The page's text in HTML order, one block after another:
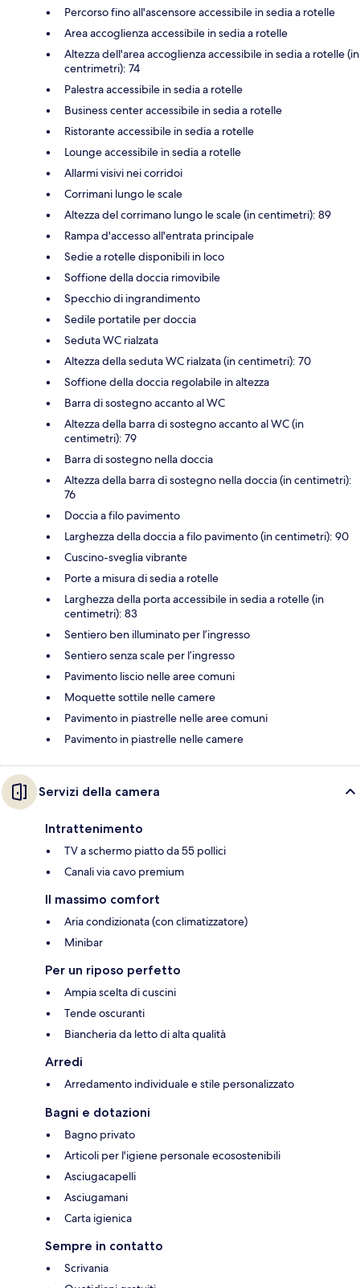
Percorso fino all'ascensore accessibile in sedia a rotelle
Area accoglienza accessibile in sedia a rotelle
Altezza dell'area accoglienza accessibile in sedia a rotelle (in
centrimetri): 74
Palestra accessibile in sedia a rotelle
Business center accessibile in sedia a rotelle
Ristorante accessibile in sedia a rotelle
Lounge accessibile in sedia a rotelle
Allarmi visivi nei corridoi
Corrimani lungo le scale
Altezza del corrimano lungo le scale (in centimetri): 89
Rampa d'accesso all'entrata principale
Sedie a rotelle disponibili in loco
Soffione della doccia rimovibile
Specchio di ingrandimento
Sedile portatile per doccia
Seduta WC rialzata
Altezza della seduta WC rialzata (in centimetri): 70
Soffione della doccia regolabile in altezza
Barra di sostegno accanto al WC
Altezza della barra di sostegno accanto al WC (in
centimetri): 79
Barra di sostegno nella doccia
Altezza della barra di sostegno nella doccia (in centimetri):
76
Doccia a filo pavimento
Larghezza della doccia a filo pavimento (in centimetri): 90
Cuscino-sveglia vibrante
Porte a misura di sedia a rotelle
Larghezza della porta accessibile in sedia a rotelle (in
centimetri): 83
Sentiero ben illuminato per l’ingresso
Sentiero senza scale per l’ingresso
Pavimento liscio nelle aree comuni
Moquette sottile nelle camere
Pavimento in piastrelle nelle aree comuni
Pavimento in piastrelle nelle camere
Servizi della camera
Intrattenimento
TV a schermo piatto da 55 pollici
Canali via cavo premium
Il massimo comfort
Aria condizionata (con climatizzatore)
Minibar
Per un riposo perfetto
Ampia scelta di cuscini
Tende oscuranti
Biancheria da letto di alta qualità
Arredi
Arredamento individuale e stile personalizzato
Bagni e dotazioni
Bagno privato
Articoli per l'igiene personale ecosostenibili
Asciugacapelli
Asciugamani
Carta igienica
Sempre in contatto
Scrivania